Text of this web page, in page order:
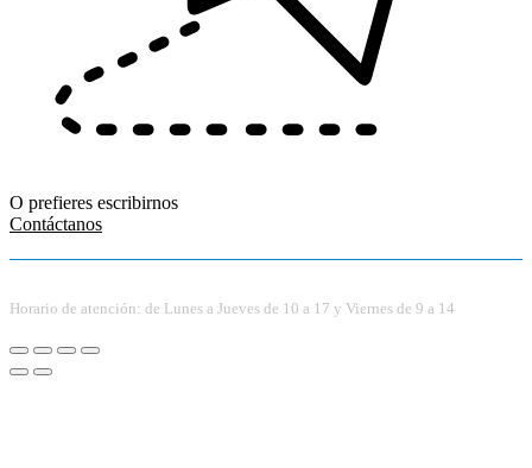
O prefieres escribirnos
Contáctanos
Horario de atención: de Lunes a Jueves de 10 a 17 y Viernes de 9 a 14